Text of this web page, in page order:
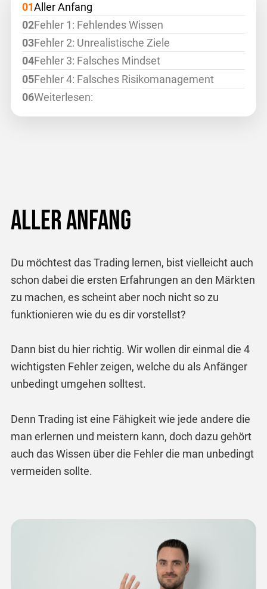
Aller Anfang
Fehler 1: Fehlendes Wissen
Fehler 2: Unrealistische Ziele
Fehler 3: Falsches Mindset
Fehler 4: Falsches Risikomanagement
Weiterlesen:
Aller Anfang
Du möchtest das Trading lernen, bist vielleicht auch
schon dabei die ersten Erfahrungen an den Märkten
zu machen, es scheint aber noch nicht so zu
funktionieren wie du es dir vorstellst?
Dann bist du hier richtig. Wir wollen dir einmal die 4
wichtigsten Fehler zeigen, welche du als Anfänger
unbedingt umgehen solltest.
Denn Trading ist eine Fähigkeit wie jede andere die
man erlernen und meistern kann, doch dazu gehört
auch das Wissen über die Fehler die man unbedingt
vermeiden sollte.